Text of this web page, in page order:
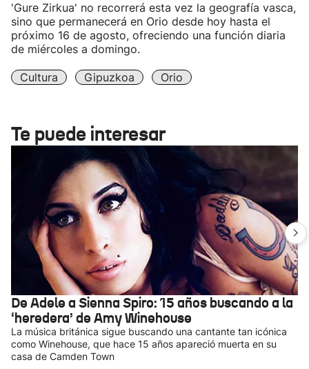
'Gure Zirkua' no recorrerá esta vez la geografía vasca,
sino que permanecerá en Orio desde hoy hasta el
próximo 16 de agosto, ofreciendo una función diaria
de miércoles a domingo.
Cultura Gipuzkoa Orio
Te puede interesar
De Adele a Sienna Spiro: 15 años buscando a la
‘heredera’ de Amy Winehouse
La música británica sigue buscando una cantante tan icónica
como Winehouse, que hace 15 años apareció muerta en su
casa de Camden Town